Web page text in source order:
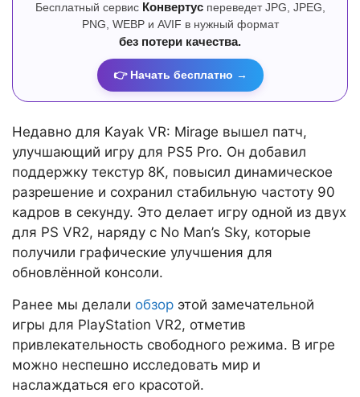
Бесплатный сервис Конвертуспереведет JPG, JPEG,
PNG, WEBP и AVIF в нужный формат
без потери качества.
👉 Начать бесплатно →
Недавно для Kayak VR: Mirage вышел патч,
улучшающий игру для PS5 Pro. Он добавил
поддержку текстур 8K, повысил динамическое
разрешение и сохранил стабильную частоту 90
кадров в секунду. Это делает игру одной из двух
для PS VR2, наряду с No Man’s Sky, которые
получили графические улучшения для
обновлённой консоли.
Ранее мы делали обзор этой замечательной
игры для PlayStation VR2, отметив
привлекательность свободного режима. В игре
можно неспешно исследовать мир и
наслаждаться его красотой.